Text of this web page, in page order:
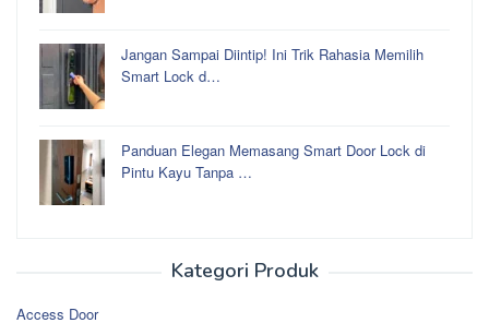
Jangan Sampai Diintip! Ini Trik Rahasia Memilih
Smart Lock d…
Panduan Elegan Memasang Smart Door Lock di
Pintu Kayu Tanpa …
Kategori Produk
Access Door